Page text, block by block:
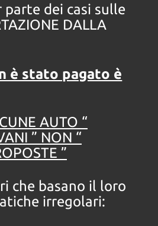
parte dei casi sulle
DALLA
è stato pagato è
AUTO “
” NON “
”
che basano il loro
irregolari: